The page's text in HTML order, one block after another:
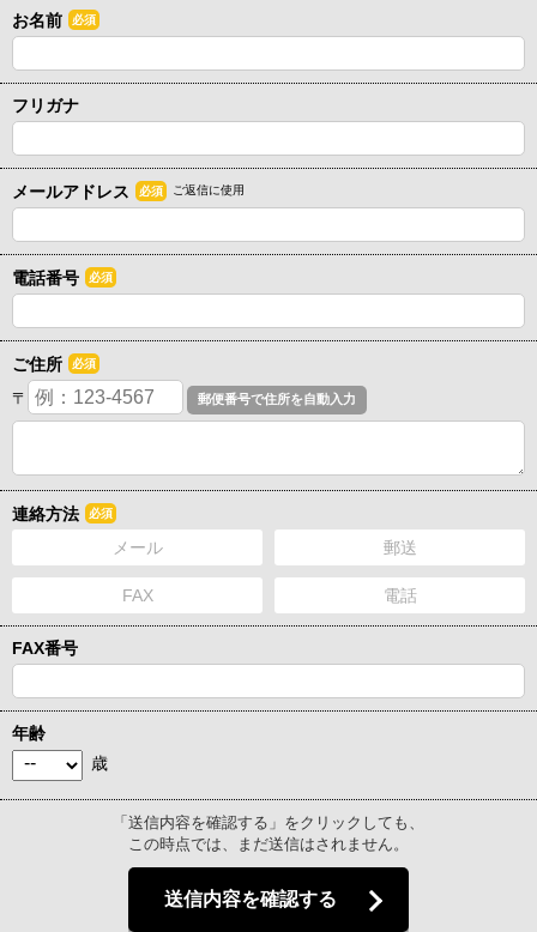
お名前 必須
フリガナ
メールアドレス 必須 ご返信に使用
電話番号 必須
ご住所 必須
〒
連絡方法 必須
メール 郵送
FAX 電話
FAX番号
年齢
歳
「送信内容を確認する」をクリックしても、
この時点では、まだ送信はされません。
送信内容を確認する